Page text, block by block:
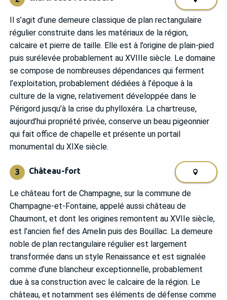
Il s’agit d’une demeure classique de plan rectangulaire
régulier construite dans les matériaux de la région,
calcaire et pierre de taille. Elle est à l’origine de plain-pied
puis surélevée probablement au XVIIIe siècle. Le domaine
se compose de nombreuses dépendances qui ferment
l’exploitation, probablement dédiées à l’époque à la
culture de la vigne, relativement développée dans le
Périgord jusqu’à la crise du phylloxéra. La chartreuse,
aujourd’hui propriété privée, conserve un beau pigeonnier
qui fait office de chapelle et présente un portail
monumental du XIXe siècle.
3 Château-fort
Le château fort de Champagne, sur la commune de
Champagne-et-Fontaine, appelé aussi château de
Chaumont, et dont les origines remontent au XVIIe siècle,
est l’ancien fief des Amelin puis des Bouillac. La demeure
noble de plan rectangulaire régulier est largement
transformée dans un style Renaissance et est signalée
comme d’une blancheur exceptionnelle, probablement
due à sa construction avec le calcaire de la région. Le
château, et notamment ses éléments de défense comme